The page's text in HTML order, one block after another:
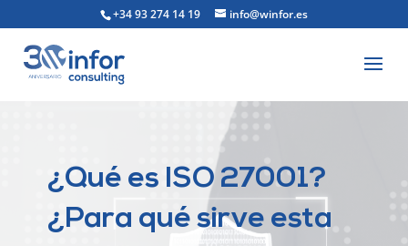
+34 93 274 14 19 info@winfor.es
¿Qué es ISO 27001?
¿Para qué sirve esta